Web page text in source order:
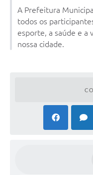
A Prefeitura
todos os
esporte, a saúde e a
nossa cidade.